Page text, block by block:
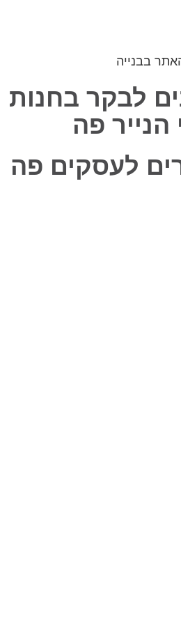
לבקר בחנות
הנייר פה
לעסקים פה